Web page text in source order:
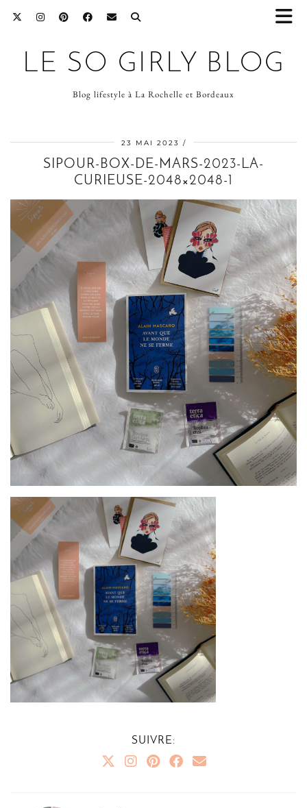
LE SO GIRLY BLOG
Blog lifestyle à La Rochelle et Bordeaux
23 MAI 2023
SIPOUR-BOX-DE-MARS-2023-LA-
CURIEUSE-2048×2048-1
SUIVRE: